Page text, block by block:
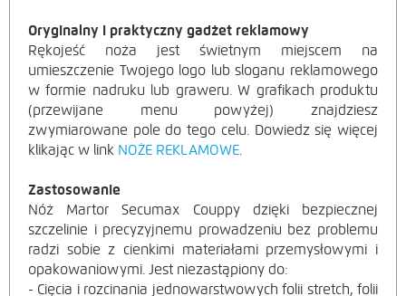
Oryginalny i praktyczny gadżet reklamowy
Rękojeść noża jest świetnym miejscem na
umieszczenie Twojego logo lub sloganu reklamowego
w formie nadruku lub graweru. W grafikach produktu
(przewijane menu powyżej) znajdziesz
zwymiarowane pole do tego celu. Dowiedz się więcej
klikając w link NOŻE REKLAMOWE.
Zastosowanie
Nóż Martor Secumax Couppy dzięki bezpiecznej
szczelinie i precyzyjnemu prowadzeniu bez problemu
radzi sobie z cienkimi materiałami przemysłowymi i
opakowaniowymi. Jest niezastąpiony do:
- Cięcia i rozcinania jednowarstwowych folii stretch, folii